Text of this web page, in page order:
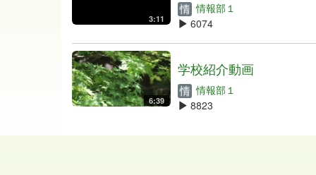
3:11
情報部１
6074
6:39
学校紹介動画
情報部１
8823